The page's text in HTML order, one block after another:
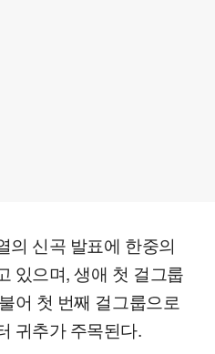
의 신곡 발표에 한중의
있으며, 생애 첫 걸그룹
어 첫 번째 걸그룹으로
귀추가 주목된다.